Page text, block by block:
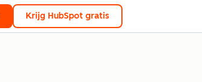
Krijg HubSpot gratis